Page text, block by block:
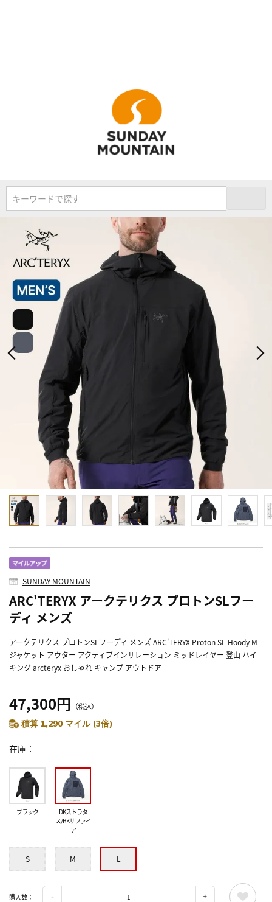
キーワードで探す
SUNDAY MOUNTAIN
ARC'TERYX アークテリクス プロトンSLフー
ディ メンズ
アークテリクス プロトンSLフーディ メンズ ARC'TERYX Proton SL Hoody M
ジャケット アウター アクティブインサレーション ミッドレイヤー 登山 ハイ
キング arcteryx おしゃれ キャンプ アウトドア
47,300円 （税込）
積算 1,290 マイル (3倍)
在庫
ブラック
DKストラタ
ス/BKサファイ
ア
S M L
購入数：